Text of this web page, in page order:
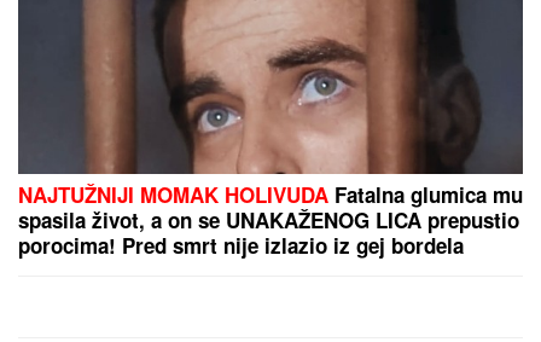
NAJTUŽNIJI MOMAK HOLIVUDA Fatalna glumica mu
spasila život, a on se UNAKAŽENOG LICA prepustio
porocima! Pred smrt nije izlazio iz gej bordela